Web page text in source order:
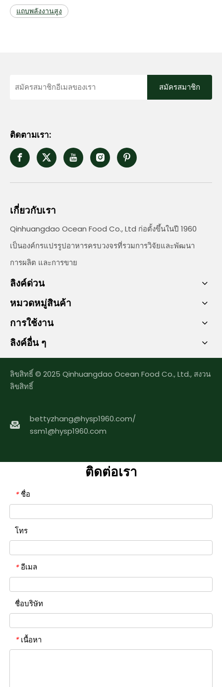
แถบพลังงานสูง
สมัครสมาชิก
ติดตามเรา:
เกี่ยวกับเรา
Qinhuangdao Ocean Food Co., Ltd ก่อตั้งขึ้นในปี 1960
เป็นองค์กรแปรรูปอาหารครบวงจรที่รวมการวิจัยและพัฒนา
การผลิต และการขาย
ลิงค์ด่วน
หมวดหมู่สินค้า
การใช้งาน
ลิงค์อื่น ๆ
ลิขสิทธิ์ © 2025 Qinhuangdao Ocean Food Co., Ltd., สงวน
ลิขสิทธิ์
bettyzhang@hysp1960.com/
ssm1@hysp1960.com
ติดต่อเรา
* ชื่อ
โทร
* อีเมล
ชื่อบริษัท
* เนื้อหา